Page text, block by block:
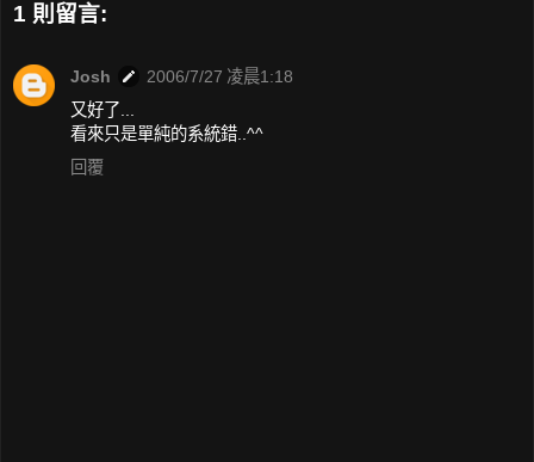
1 則留言:
Josh
2006/7/27 凌晨1:18
又好了...
看來只是單純的系統錯..^^
回覆